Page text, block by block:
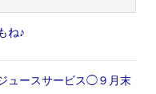
ね♪
ュースサービス◯９月末